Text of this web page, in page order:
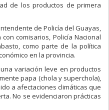
de los productos de primera
de Policía del Guayas,
comisarios, Policía Nacional
como parte de la política
en la provincia.
variación leve en productos
papa (chola y superchola),
a afectaciones climáticas que
No se evidenciaron prácticas